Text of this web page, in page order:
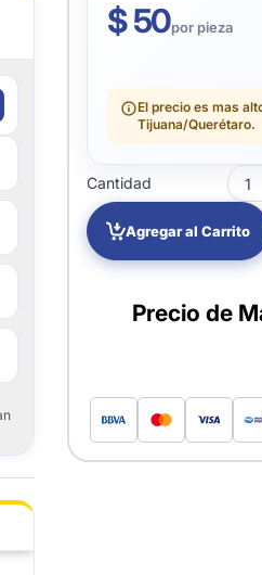
$ 50por pieza
El precio es mas
Tijuana/Querétaro.
Cantidad
Agregar al Carrito
Precio de